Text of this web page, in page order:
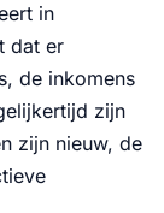
in
dat er
de inkomens
zijn
zijn nieuw, de